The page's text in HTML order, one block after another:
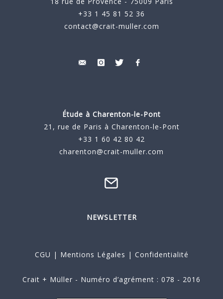
+33 1 45 81 52 36
contact@crait-muller.com
Étude à Charenton-le-Pont
21, rue de Paris à Charenton-le-Pont
+33 1 60 42 80 42
charenton@crait-muller.com
NEWSLETTER
CGU | Mentions Légales | Confidentialité
Crait + Müller - Numéro d’agrément : 078 - 2016